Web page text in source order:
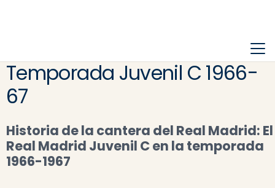
Temporada Juvenil C 1966-
67
Historia de la cantera del Real Madrid: El
Real Madrid Juvenil C en la temporada
1966-1967